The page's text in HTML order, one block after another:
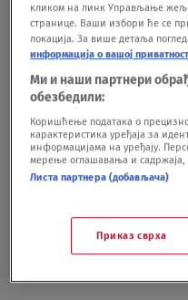
photo: Pedja Milosavljevic /
STARSPORT
Da još uvek može da
je i Aleksandar Katai,
jedan lakši kardio
Nikola Milenković je
čega je bio najbolji
кликом на линк Управљање
странице. Ваши избори ће се
локација. За више детаља
информација о вашој
Ми и наши партнери
обезбедили:
Коришћење података о
карактеристика уређаја за
информацијама на уређају.
мерење оглашавања и садржаја,
Листа партнера (добављача)
Приказ сврха